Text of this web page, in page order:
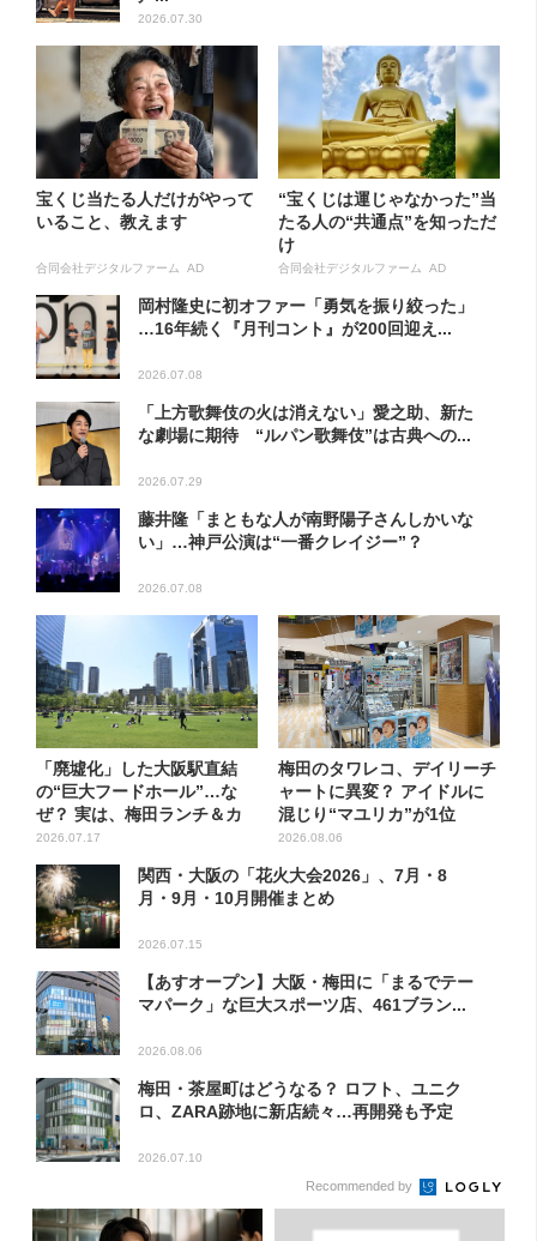
2026.07.30
宝くじ当たる人だけがやって
いること、教えます
合同会社デジタルファーム AD
“宝くじは運じゃなかった”当
たる人の“共通点”を知っただ
け
合同会社デジタルファーム AD
岡村隆史に初オファー「勇気を振り絞った」
…16年続く『月刊コント』が200回迎え...
2026.07.08
「上方歌舞伎の火は消えない」愛之助、新た
な劇場に期待 “ルパン歌舞伎”は古典への...
2026.07.29
藤井隆「まともな人が南野陽子さんしかいな
い」…神戸公演は“一番クレイジー”？
2026.07.08
「廃墟化」した大阪駅直結
の“巨大フードホール”…な
ぜ？ 実は、梅田ランチ＆カ
フェ...
2026.07.17
梅田のタワレコ、デイリーチ
ャートに異変？ アイドルに
混じり“マユリカ”が1位
に…...
2026.08.06
関西・大阪の「花火大会2026」、7月・8
月・9月・10月開催まとめ
2026.07.15
【あすオープン】大阪・梅田に「まるでテー
マパーク」な巨大スポーツ店、461ブラン...
2026.08.06
梅田・茶屋町はどうなる？ ロフト、ユニク
ロ、ZARA跡地に新店続々…再開発も予定
2026.07.10
Recommended by